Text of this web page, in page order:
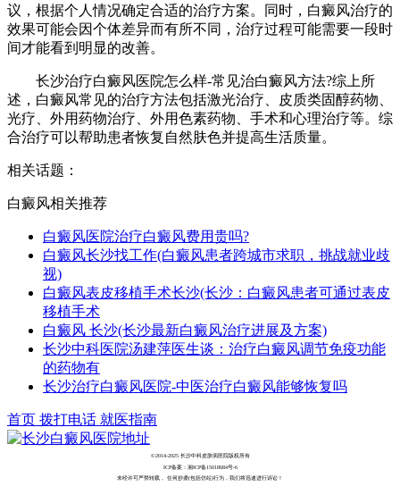
议，根据个人情况确定合适的治疗方案。同时，白癜风治疗的
效果可能会因个体差异而有所不同，治疗过程可能需要一段时
间才能看到明显的改善。
长沙治疗白癜风医院怎么样-常见治白癜风方法?综上所
述，白癜风常见的治疗方法包括激光治疗、皮质类固醇药物、
光疗、外用药物治疗、外用色素药物、手术和心理治疗等。综
合治疗可以帮助患者恢复自然肤色并提高生活质量。
相关话题：
白癜风相关推荐
白癜风医院治疗白癜风费用贵吗?
白癜风长沙找工作(白癜风患者跨城市求职，挑战就业歧
视)
白癜风表皮移植手术长沙(长沙：白癜风患者可通过表皮
移植手术
白癜风 长沙(长沙最新白癜风治疗进展及方案)
长沙中科医院汤建萍医生谈：治疗白癜风调节免疫功能
的药物有
长沙治疗白癜风医院-中医治疗白癜风能够恢复吗
首页 拨打电话 就医指南
©2014-2025 长沙中科皮肤病医院版权所有
ICP备案：湘ICP备15018684号-6
未经许可严禁转载， 任何抄袭(包括仿站)行为，我们将迅速进行诉讼！